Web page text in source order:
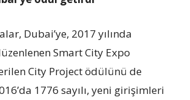
Dubai’ye, 2017 yılında
Smart City Expo
City Project ödülünü de
1776 sayılı, yeni girişimleri